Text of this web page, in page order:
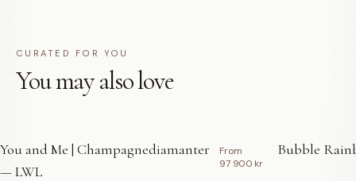
CURATED FOR YOU
You may also love
You and Me | Champagnediamanter
— LWL
From
97 900 kr
Bubble